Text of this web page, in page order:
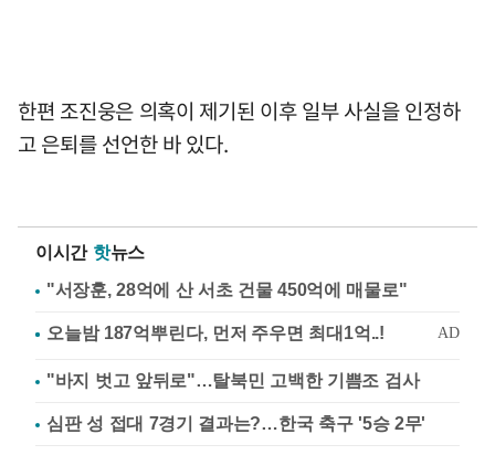
한편 조진웅은 의혹이 제기된 이후 일부 사실을 인정하
고 은퇴를 선언한 바 있다.
이시간 핫뉴스
"서장훈, 28억에 산 서초 건물 450억에 매물로"
"바지 벗고 앞뒤로"…탈북민 고백한 기쁨조 검사
심판 성 접대 7경기 결과는?…한국 축구 '5승 2무'